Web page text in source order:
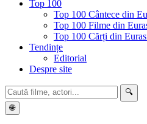
Top 100
Top 100 Cântece din
Top 100 Filme din
Top 100 Cărți din
Tendințe
Editorial
Despre site
🔍
🌐